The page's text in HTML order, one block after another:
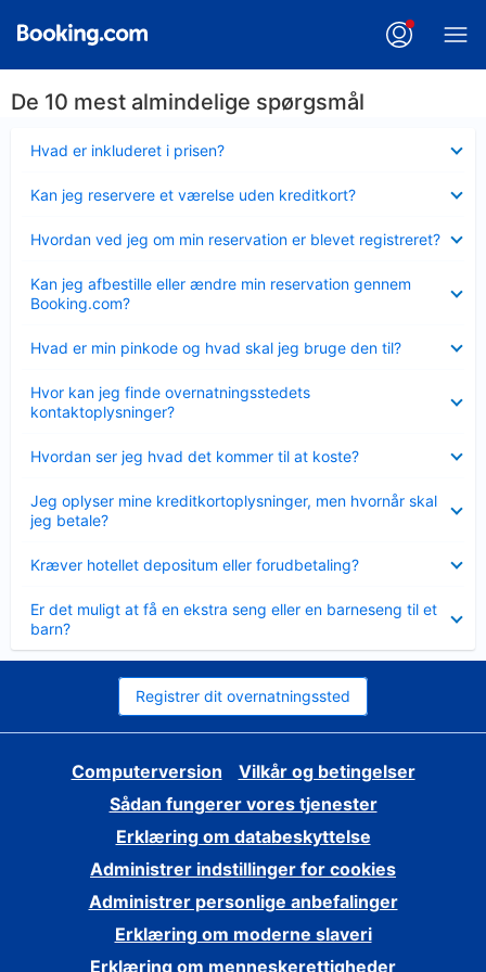
De 10 mest almindelige spørgsmål
Hvad er inkluderet i prisen?
Kan jeg reservere et værelse uden kreditkort?
Hvordan ved jeg om min reservation er blevet registreret?
Kan jeg afbestille eller ændre min reservation gennem
Booking.com?
Hvad er min pinkode og hvad skal jeg bruge den til?
Hvor kan jeg finde overnatningsstedets
kontaktoplysninger?
Hvordan ser jeg hvad det kommer til at koste?
Jeg oplyser mine kreditkortoplysninger, men hvornår skal
jeg betale?
Kræver hotellet depositum eller forudbetaling?
Er det muligt at få en ekstra seng eller en barneseng til et
barn?
Registrer dit overnatningssted
Computerversion
Vilkår og betingelser
Sådan fungerer vores tjenester
Erklæring om databeskyttelse
Administrer indstillinger for cookies
Administrer personlige anbefalinger
Erklæring om moderne slaveri
Erklæring om menneskerettigheder